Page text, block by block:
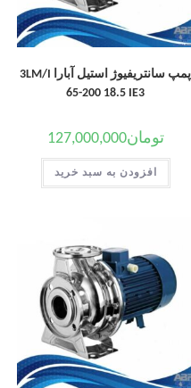
پمپ سانتریفیوژ استیل آبارا 3LM/I
65-200 18.5 IE3
تومان127,000,000
افزودن به سبد خرید